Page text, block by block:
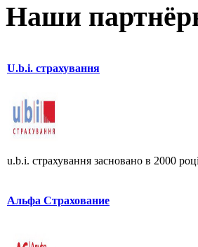
Наши
U.b.i. страхування
u.b.i. страхування засновано в 2000 році
Альфа Страхование